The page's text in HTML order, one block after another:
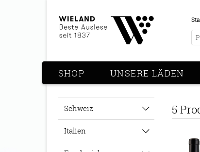
SHOP UNSERE LÄDEN
Schweiz
Italien
5